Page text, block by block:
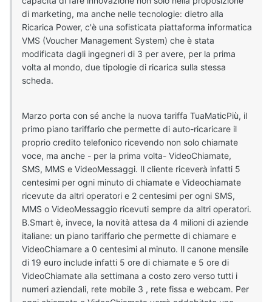
di marketing, ma anche nelle tecnologie: dietro alla
Ricarica Power, c'è una sofisticata piattaforma informatica
VMS (Voucher Management System) che è stata
modificata dagli ingegneri di 3 per avere, per la prima
volta al mondo, due tipologie di ricarica sulla stessa
scheda.
Marzo porta con sé anche la nuova tariffa TuaMaticPiù, il
primo piano tariffario che permette di auto-ricaricare il
proprio credito telefonico ricevendo non solo chiamate
voce, ma anche - per la prima volta- VideoChiamate,
SMS, MMS e VideoMessaggi. Il cliente riceverà infatti 5
centesimi per ogni minuto di chiamate e Videochiamate
ricevute da altri operatori e 2 centesimi per ogni SMS,
MMS o VideoMessaggio ricevuti sempre da altri operatori.
B.Smart è, invece, la novità attesa da 4 milioni di aziende
italiane: un piano tariffario che permette di chiamare e
VideoChiamare a 0 centesimi al minuto. Il canone mensile
di 19 euro include infatti 5 ore di chiamate e 5 ore di
VideoChiamate alla settimana a costo zero verso tutti i
numeri aziendali, rete mobile 3 , rete fissa e webcam. Per